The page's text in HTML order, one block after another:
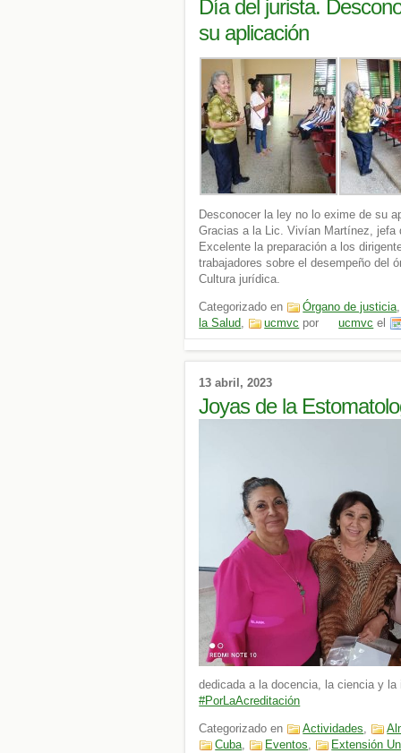
Día del jurista.
su aplicación
Desconocer la ley no lo exime de su
Gracias a la Lic. Vivían Martínez,
Excelente la preparación a los
trabajadores sobre el desempeño del
Cultura jurídica.
Categorizado en Órgano de justicia
la Salud, ucmvc por ucmvc el
13 abril, 2023
Joyas de la
dedicada a la docencia, la ciencia y
#PorLaAcreditación
Categorizado en Actividades,
Cuba, Eventos,
Extensión